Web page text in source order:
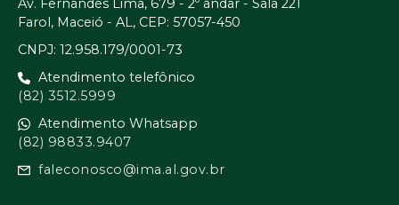
Av. Fernandes Lima, 679 - 2º andar - Sala 221
Farol, Maceió - AL, CEP: 57057-450
CNPJ: 12.958.179/0001-73
Atendimento telefônico
(82) 3512.5999
Atendimento Whatsapp
(82) 98833.9407
faleconosco@ima.al.gov.br